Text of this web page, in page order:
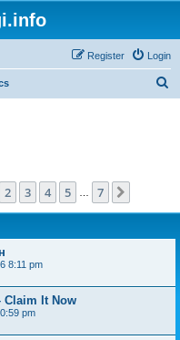
Login
Register
1of 7
2 3 4 5 7
8:11 pm
Claim It Now
pm